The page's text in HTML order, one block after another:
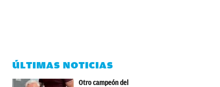
ÚLTIMAS NOTICIAS
Otro campeón del